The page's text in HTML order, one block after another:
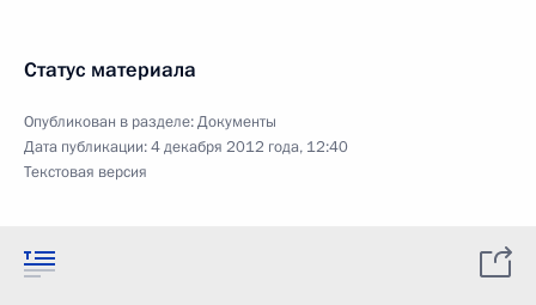
Статус материала
Опубликован в разделе:Документы
Дата публикации:4 декабря 2012 года, 12:40
Текстовая версия